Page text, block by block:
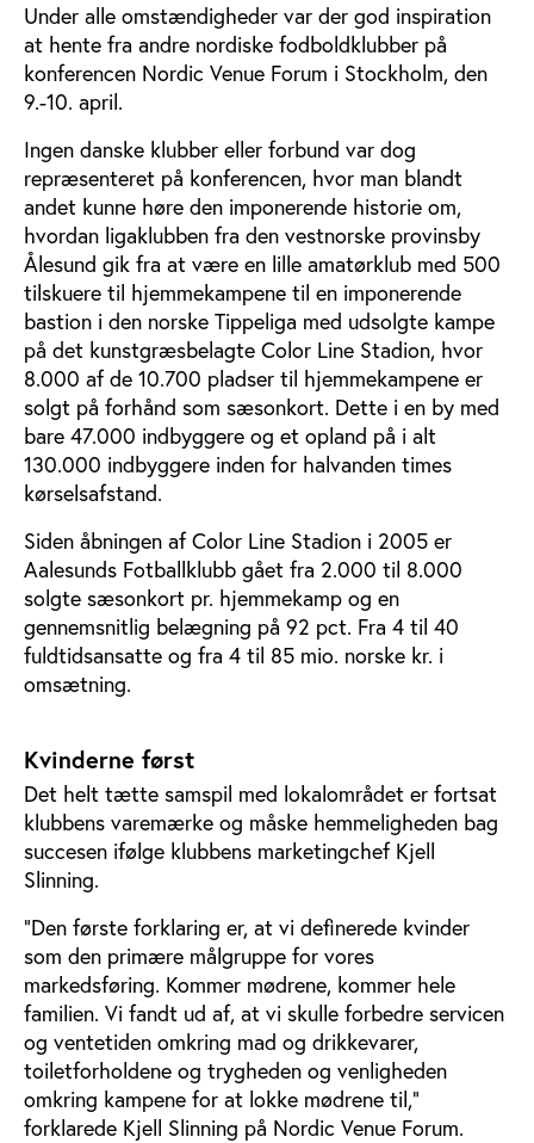
Under alle omstændigheder var der god inspiration
at hente fra andre nordiske fodboldklubber på
konferencen Nordic Venue Forum i Stockholm, den
9.-10. april.
Ingen danske klubber eller forbund var dog
repræsenteret på konferencen, hvor man blandt
andet kunne høre den imponerende historie om,
hvordan ligaklubben fra den vestnorske provinsby
Ålesund gik fra at være en lille amatørklub med 500
tilskuere til hjemmekampene til en imponerende
bastion i den norske Tippeliga med udsolgte kampe
på det kunstgræsbelagte Color Line Stadion, hvor
8.000 af de 10.700 pladser til hjemmekampene er
solgt på forhånd som sæsonkort. Dette i en by med
bare 47.000 indbyggere og et opland på i alt
130.000 indbyggere inden for halvanden times
kørselsafstand.
Siden åbningen af Color Line Stadion i 2005 er
Aalesunds Fotballklubb gået fra 2.000 til 8.000
solgte sæsonkort pr. hjemmekamp og en
gennemsnitlig belægning på 92 pct. Fra 4 til 40
fuldtidsansatte og fra 4 til 85 mio. norske kr. i
omsætning.
Kvinderne først
Det helt tætte samspil med lokalområdet er fortsat
klubbens varemærke og måske hemmeligheden bag
succesen ifølge klubbens marketingchef Kjell
Slinning.
”Den første forklaring er, at vi definerede kvinder
som den primære målgruppe for vores
markedsføring. Kommer mødrene, kommer hele
familien. Vi fandt ud af, at vi skulle forbedre servicen
og ventetiden omkring mad og drikkevarer,
toiletforholdene og trygheden og venligheden
omkring kampene for at lokke mødrene til,”
forklarede Kjell Slinning på Nordic Venue Forum.